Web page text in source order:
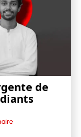
de